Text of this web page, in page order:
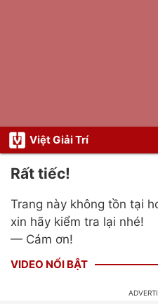
Việt Giải Trí
Rất tiếc!
Trang này không tồn tại
xin hãy kiểm tra lại nhé!
— Cám ơn!
VIDEO NỔI BẬT